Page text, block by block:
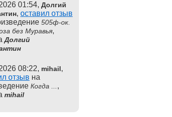
01:54, Долгий
, оставил отзыв
505ф-ок.
без Муравья,
Долгий
08:22, mihail,
отзыв на
Когда ... ,
mihail